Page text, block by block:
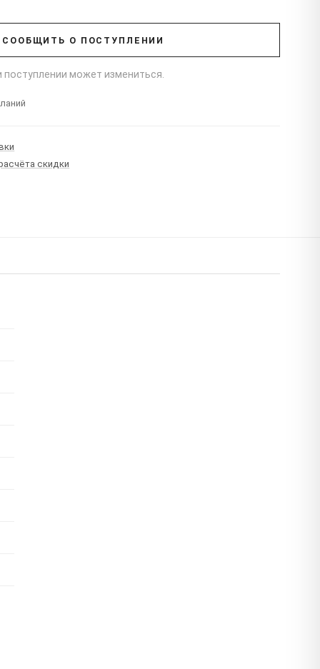
СООБЩИТЬ О ПОСТУПЛЕНИИ
поступлении может измениться.
скидки